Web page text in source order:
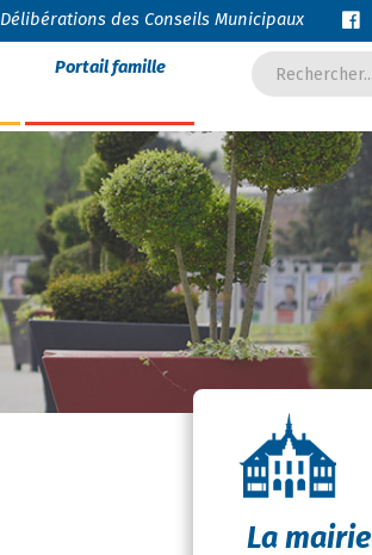
Délibérations des Conseils Municipaux
Portail famille
La mairie